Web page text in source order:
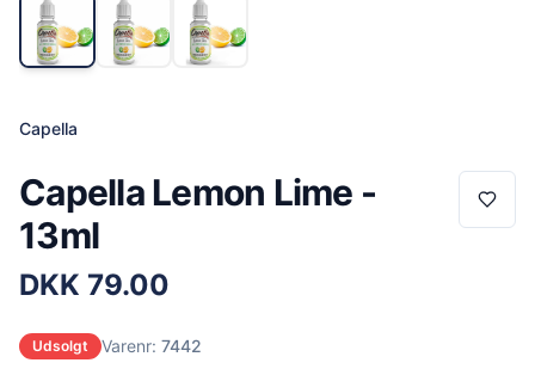
Capella
Capella Lemon Lime -
13ml
DKK 79.00
Udsolgt Varenr: 7442